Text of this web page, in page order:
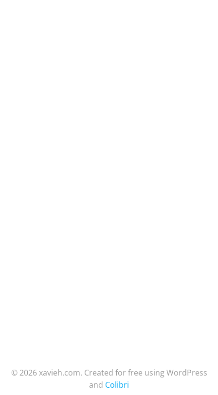
© 2026 xavieh.com. Created for free using WordPress
and Colibri